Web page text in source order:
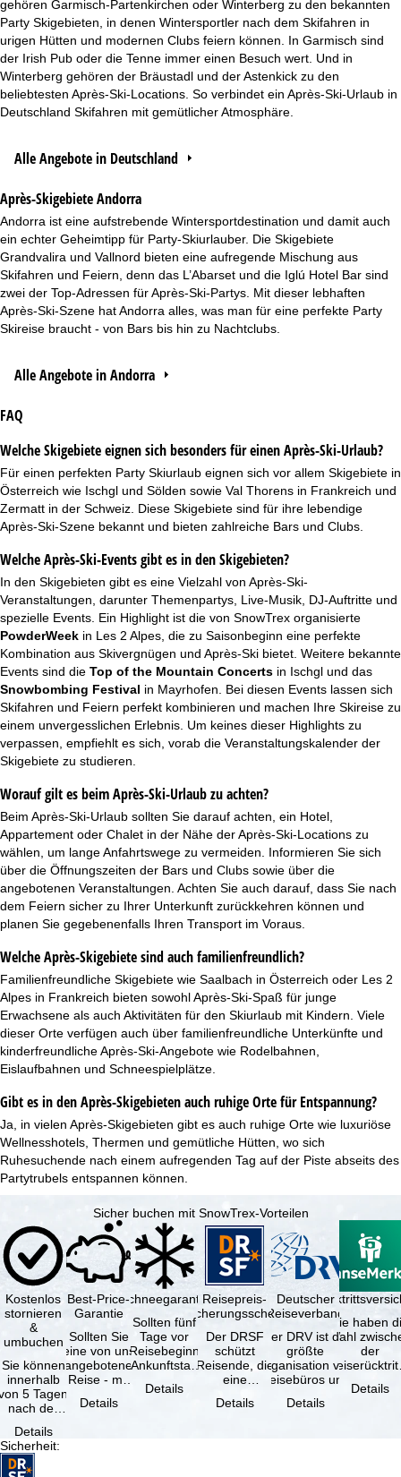
gehören Garmisch-Partenkirchen oder Winterberg zu den bekannten
Party Skigebieten, in denen Wintersportler nach dem Skifahren in
urigen Hütten und modernen Clubs feiern können. In Garmisch sind
der Irish Pub oder die Tenne immer einen Besuch wert. Und in
Winterberg gehören der Bräustadl und der Astenkick zu den
beliebtesten Après-Ski-Locations. So verbindet ein Après-Ski-Urlaub in
Deutschland Skifahren mit gemütlicher Atmosphäre.
Alle Angebote in Deutschland
Après-Skigebiete Andorra
Andorra ist eine aufstrebende Wintersportdestination und damit auch
ein echter Geheimtipp für Party-Skiurlauber. Die Skigebiete
Grandvalira und Vallnord bieten eine aufregende Mischung aus
Skifahren und Feiern, denn das L’Abarset und die Iglú Hotel Bar sind
zwei der Top-Adressen für Après-Ski-Partys. Mit dieser lebhaften
Après-Ski-Szene hat Andorra alles, was man für eine perfekte Party
Skireise braucht - von Bars bis hin zu Nachtclubs.
Alle Angebote in Andorra
FAQ
Welche Skigebiete eignen sich besonders für einen Après-Ski-Urlaub?
Für einen perfekten Party Skiurlaub eignen sich vor allem Skigebiete in
Österreich wie Ischgl und Sölden sowie Val Thorens in Frankreich und
Zermatt in der Schweiz. Diese Skigebiete sind für ihre lebendige
Après-Ski-Szene bekannt und bieten zahlreiche Bars und Clubs.
Welche Après-Ski-Events gibt es in den Skigebieten?
In den Skigebieten gibt es eine Vielzahl von Après-Ski-
Veranstaltungen, darunter Themenpartys, Live-Musik, DJ-Auftritte und
spezielle Events. Ein Highlight ist die von SnowTrex organisierte
PowderWeek in Les 2 Alpes, die zu Saisonbeginn eine perfekte
Kombination aus Skivergnügen und Après-Ski bietet. Weitere bekannte
Events sind die Top of the Mountain Concerts in Ischgl und das
Snowbombing Festival in Mayrhofen. Bei diesen Events lassen sich
Skifahren und Feiern perfekt kombinieren und machen Ihre Skireise zu
einem unvergesslichen Erlebnis. Um keines dieser Highlights zu
verpassen, empfiehlt es sich, vorab die Veranstaltungskalender der
Skigebiete zu studieren.
Worauf gilt es beim Après-Ski-Urlaub zu achten?
Beim Après-Ski-Urlaub sollten Sie darauf achten, ein Hotel,
Appartement oder Chalet in der Nähe der Après-Ski-Locations zu
wählen, um lange Anfahrtswege zu vermeiden. Informieren Sie sich
über die Öffnungszeiten der Bars und Clubs sowie über die
angebotenen Veranstaltungen. Achten Sie auch darauf, dass Sie nach
dem Feiern sicher zu Ihrer Unterkunft zurückkehren können und
planen Sie gegebenenfalls Ihren Transport im Voraus.
Welche Après-Skigebiete sind auch familienfreundlich?
Familienfreundliche Skigebiete wie Saalbach in Österreich oder Les 2
Alpes in Frankreich bieten sowohl Après-Ski-Spaß für junge
Erwachsene als auch Aktivitäten für den Skiurlaub mit Kindern. Viele
dieser Orte verfügen auch über familienfreundliche Unterkünfte und
kinderfreundliche Après-Ski-Angebote wie Rodelbahnen,
Eislaufbahnen und Schneespielplätze.
Gibt es in den Après-Skigebieten auch ruhige Orte für Entspannung?
Ja, in vielen Après-Skigebieten gibt es auch ruhige Orte wie luxuriöse
Wellnesshotels, Thermen und gemütliche Hütten, wo sich
Ruhesuchende nach einem aufregenden Tag auf der Piste abseits des
Partytrubels entspannen können.
Sicher buchen mit SnowTrex-Vorteilen
Kostenlos
stornieren
&
umbuchen
Sie können
innerhalb
5 Tagen
nach der
kostenfrei
…
Details
Best-Price-
Garantie
Sollten Sie
eine von uns
angebotene
Reise - mit
Verfügbarkeit
Details
Schneegarantie
Sollten fünf
Tage vor
Reisebeginn
(Ankunftstag)
Schneemangel
Details
Reisepreis-
Sicherungsschein
Der DRSF
schützt
Reisende, die
eine
oder
Details
Deutscher
Reiseverband
Der DRV ist die
größte
Organisation von
Reisebüros und
Reiseveranstaltern
in …
Details
Sie haben
Wahl
der
(inklusive
Details
Sicherheit: